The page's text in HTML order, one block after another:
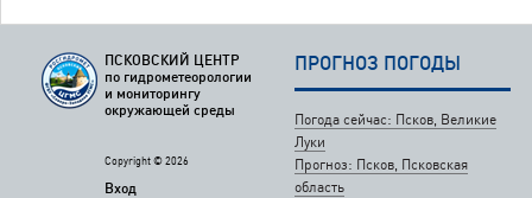
ПСКОВСКИЙ ЦЕНТР
по гидрометеорологии
и мониторингу
окружающей среды
Copyright © 2026
Вход
ПРОГНОЗ ПОГОДЫ
Погода сейчас: Псков, Великие
Луки
Прогноз: Псков, Псковская
область